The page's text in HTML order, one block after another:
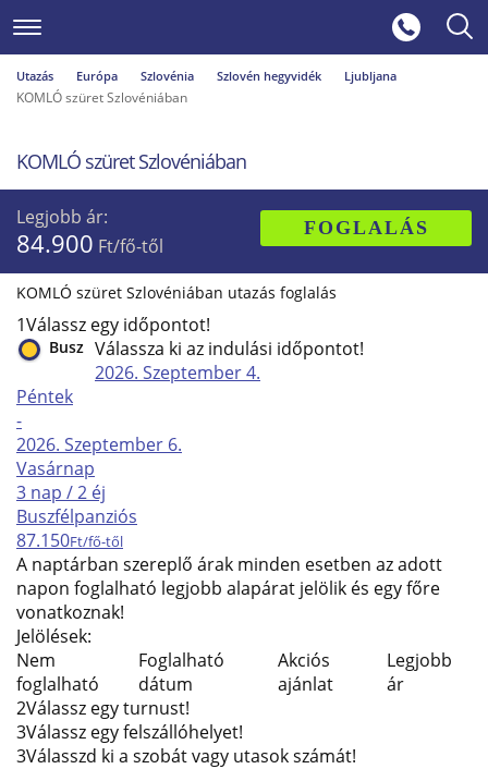
Utazás Európa Szlovénia Szlovén hegyvidék Ljubljana
KOMLÓ szüret Szlovéniában
KOMLÓ szüret Szlovéniában
Legjobb ár:
84.900 Ft/fő-től
FOGLALÁS
KOMLÓ szüret Szlovéniában utazás foglalás
1Válassz egy időpontot!
Busz Válassza ki az indulási időpontot!
2026. Szeptember4.
Péntek
-
2026. Szeptember 6.
Vasárnap
3 nap / 2 éj
Buszfélpanziós
87.150Ft/fő-től
A naptárban szereplő árak minden esetben az adott
napon foglalható legjobb alapárat jelölik és egy főre
vonatkoznak!
Jelölések:
Nem
foglalható
Foglalható
dátum
Akciós
ajánlat
Legjobb
ár
2Válassz egy turnust!
3Válassz egy felszállóhelyet!
3Válasszd ki a szobát vagy utasok számát!